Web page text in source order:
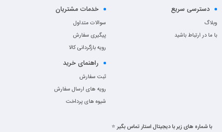
دسترسی سریع
وبلاگ
با ما در ارتباط باشید
خدمات مشتریان
سوالات متداول
پیگیری سفارش
رویه بازگردانی کالا
راهنمای خرید
ثبت سفارش
رویه های ارسال سفارش
شیوه های پرداخت
با شماره های زیر با دیجیتال استار تماس بگیر ⭐